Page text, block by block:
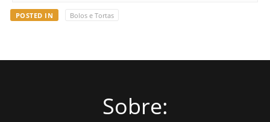
POSTED IN Bolos e Tortas
Sobre: